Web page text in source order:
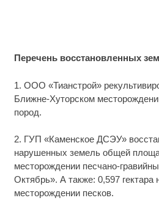
Перечень восстановленных
1. ООО «Тианстрой»
Ближне-Хуторском
пород.
2. ГУП «Каменское ДСЭУ»
нарушенных земель общей
месторождении песчано-
Октябрь». А также: 0,597 гектара
месторождении песков.